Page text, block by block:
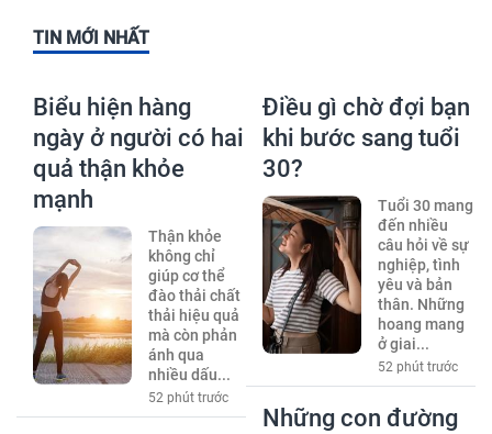
TIN MỚI NHẤT
Biểu hiện hàng
ngày ở người có hai
quả thận khỏe
mạnh
Thận khỏe
không chỉ
giúp cơ thể
đào thải chất
thải hiệu quả
mà còn phản
ánh qua
nhiều dấu...
52 phút trước
Điều gì chờ đợi bạn
khi bước sang tuổi
30?
Tuổi 30 mang
đến nhiều
câu hỏi về sự
nghiệp, tình
yêu và bản
thân. Những
hoang mang
ở giai...
52 phút trước
Những con đường